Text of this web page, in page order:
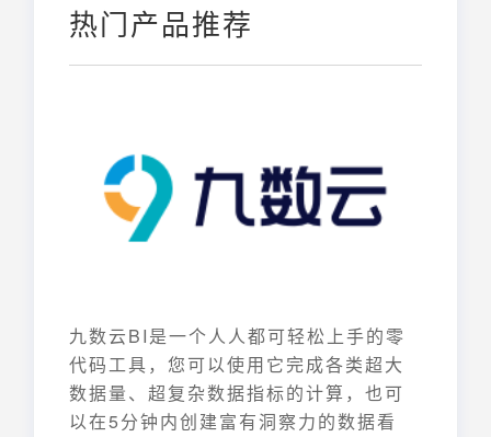
热门产品推荐
九数云BI是一个人人都可轻松上手的零
代码工具，您可以使用它完成各类超大
数据量、超复杂数据指标的计算，也可
以在5分钟内创建富有洞察力的数据看